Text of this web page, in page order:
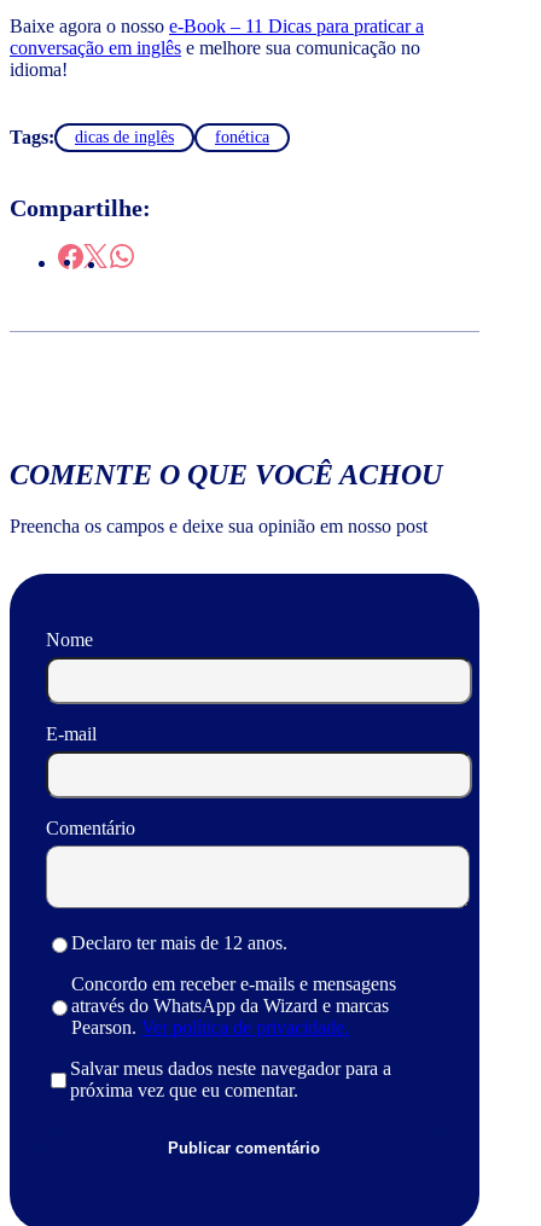
Baixe agora o nosso e-Book – 11 Dicas para praticar a
conversação em inglês e melhore sua comunicação no
idioma!
Tags: dicas de inglês fonética
Compartilhe:
COMENTE O QUE VOCÊ ACHOU
Preencha os campos e deixe sua opinião em nosso post
Nome
E-mail
Comentário
Declaro ter mais de 12 anos.
Concordo em receber e-mails e mensagens
através do WhatsApp da Wizard e marcas
Pearson. Ver política de privacidade.
Salvar meus dados neste navegador para a
próxima vez que eu comentar.